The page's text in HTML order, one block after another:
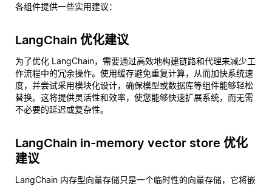
各组件提供一些实用建议：
LangChain 优化建议
为了优化 LangChain，需要通过高效地构建链路和代理来减少工
作流程中的冗余操作。使用缓存避免重复计算，从而加快系统速
度，并尝试采用模块化设计，确保模型或数据库等组件能够轻松
替换。这将提供灵活性和效率，使您能够快速扩展系统，而无需
不必要的延迟或复杂性。
LangChain in-memory vector store 优化
建议
LangChain 内存型向量存储只是一个临时性的向量存储，它将嵌